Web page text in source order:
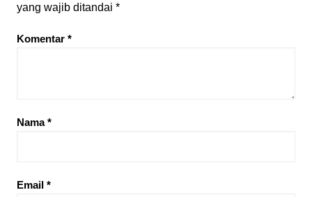
yang wajib ditandai *
Komentar *
Nama*
Email *